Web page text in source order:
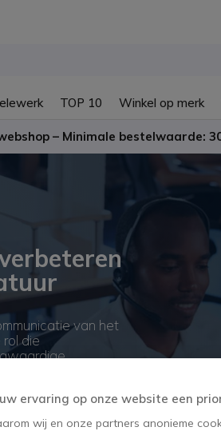
TOP 10 Winkel op merk
– Minimale bestelwaarde:
van het
die
voor
en
te versterken
ervaring op onze website een
wij en onze partners anonieme